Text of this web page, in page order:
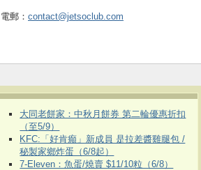
電郵： contact@jetsoclub.com
大同老餅家：中秋月餅券 第二輪優惠折扣
（至5/9）
KFC:「好肯癲」新成員 是拉差醬雞腿包 /
秘製家鄉炸蛋（6/8起）
7-Eleven：魚蛋/燒賣 $11/10粒（6/8）